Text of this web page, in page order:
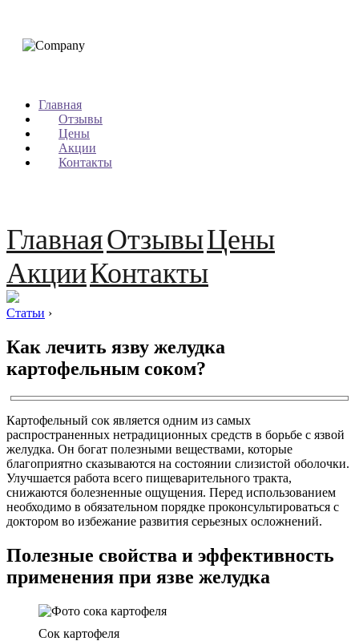
Главная
Отзывы
Цены
Акции
Контакты
ГлавнаяОтзывыЦены
АкцииКонтакты
Статьи ›
Как лечить язву желудка
картофельным соком?
Картофельный сок является одним из самых
распространенных нетрадиционных средств в борьбе с язвой
желудка. Он богат полезными веществами, которые
благоприятно сказываются на состоянии слизистой оболочки.
Улучшается работа всего пищеварительного тракта,
снижаются болезненные ощущения. Перед использованием
необходимо в обязательном порядке проконсультироваться с
доктором во избежание развития серьезных осложнений.
Полезные свойства и эффективность
применения при язве желудка
Сок картофеля